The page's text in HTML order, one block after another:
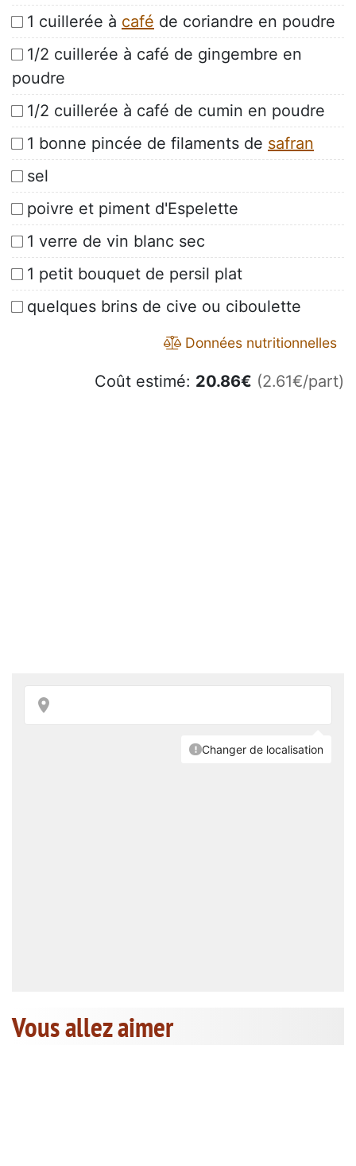
1 cuillerée à café de coriandre en poudre
1/2 cuillerée à café de gingembre en
poudre
1/2 cuillerée à café de cumin en poudre
1 bonne pincée de filaments de safran
sel
poivre et piment d'Espelette
1 verre de vin blanc sec
1 petit bouquet de persil plat
quelques brins de cive ou ciboulette
Données nutritionnelles
Coût estimé: 20.86€ (2.61€/part)
Vous allez aimer